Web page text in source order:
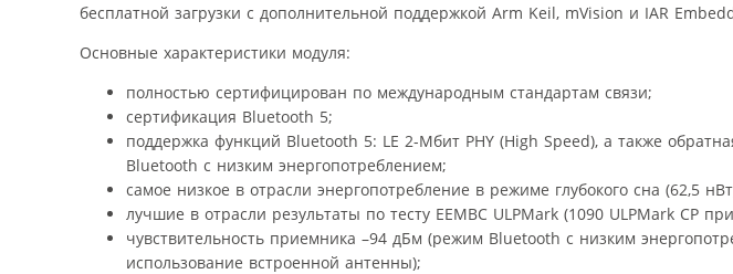
бесплатной загрузки с дополнительной поддержкой Arm Keil, mVision и IAR
Основные характеристики модуля:
полностью сертифицирован по международным стандартам связи;
сертификация Bluetooth 5;
поддержка функций Bluetooth 5: LE 2-Мбит PHY (High Speed), а также
Bluetooth с низким энергопотреблением;
самое низкое в отрасли энергопотребление в режиме глубокого сна (62,5
лучшие в отрасли результаты по тесту EEMBC ULPMark (1090 ULPMark CP
чувствительность приемника –94 дБм (режим Bluetooth с низким
использование встроенной антенны);